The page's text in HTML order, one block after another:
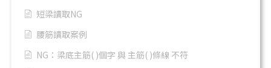
短梁讀取NG
腰筋讀取案例
NG：梁底主筋( )個字 與 主筋( )條線 不符